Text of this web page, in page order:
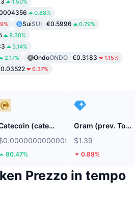
0.88%
SuiSUI €0.5996 0.79%
8.30%
3.14%
2.17% OndoONDO €0.3183 1.15%
6.37%
Catecoin (catecoin.shop)
80.47%
Gram (prev. Toncoin)
$1.39
0.88%
Prezzo in tempo